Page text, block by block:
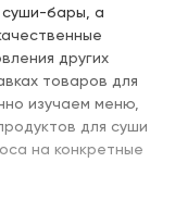
суши-бары, а
других
товаров для
изучаем меню,
для суши
на конкретные